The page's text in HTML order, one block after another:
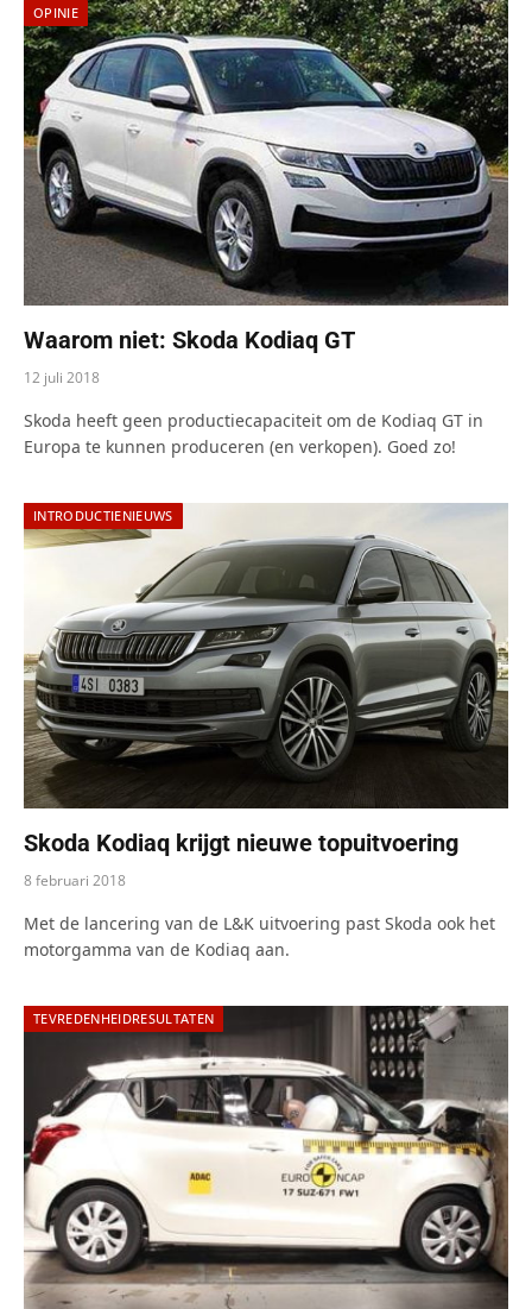
OPINIE
Waarom niet: Skoda Kodiaq GT
12 juli 2018
Skoda heeft geen productiecapaciteit om de Kodiaq GT in
Europa te kunnen produceren (en verkopen). Goed zo!
INTRODUCTIENIEUWS
Skoda Kodiaq krijgt nieuwe topuitvoering
8 februari 2018
Met de lancering van de L&K uitvoering past Skoda ook het
motorgamma van de Kodiaq aan.
TEVREDENHEIDRESULTATEN